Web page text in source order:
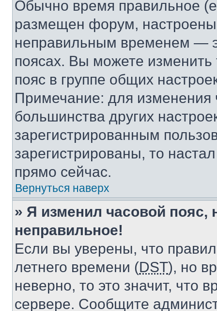
Обычно время правильное
размещен форум, настроены
неправильным временем —
поясах. Вы можете изменить
пояс в группе общих
Примечание: для изменения
большинства других
зарегистрированным
зарегистрированы, то
прямо сейчас.
Вернуться наверх
» Я изменил часовой пояс,
неправильное!
Если вы уверены, что
летнего времени (DST), но
неверно, то это значит, что
сервере. Сообщите